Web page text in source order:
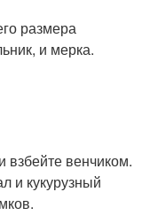
размера
и мерка.
взбейте венчиком.
и кукурузный